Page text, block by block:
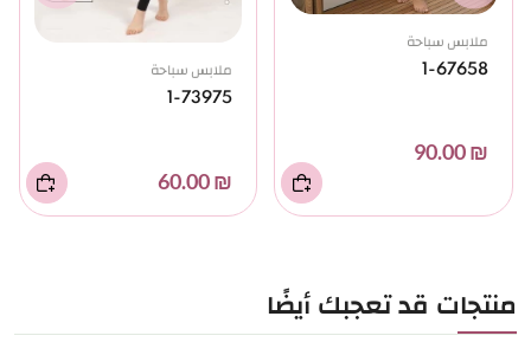
ملابس سباحة
1-67658
₪ 90.00
ملابس سباحة
1-73975
₪ 60.00
منتجات قد تعجبك أيضًا